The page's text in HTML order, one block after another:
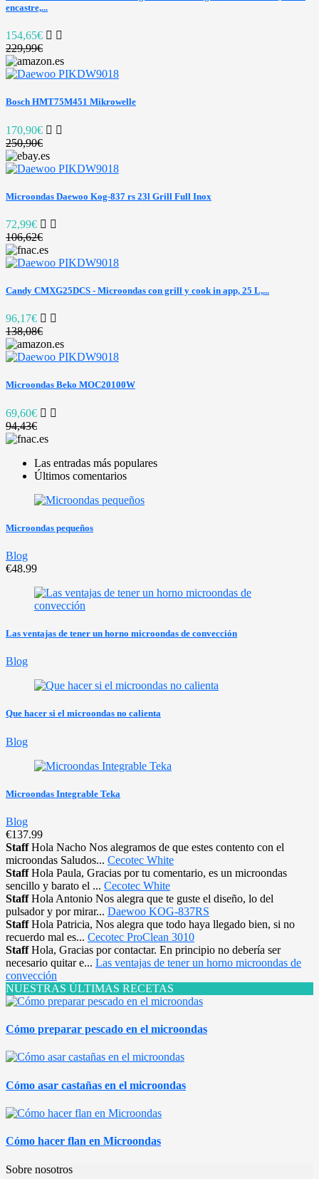
encastre,...
154,65€
229,99€
Bosch HMT75M451 Mikrowelle
170,90€
250,90€
Microondas Daewoo Kog-837 rs 23l Grill Full Inox
72,99€
106,62€
Candy CMXG25DCS - Microondas con grill y cook in app, 25 L,...
96,17€
138,08€
Microondas Beko MOC20100W
69,60€
94,43€
Las entradas más populares
Últimos comentarios
Microondas pequeños
Blog
€48.99
Las ventajas de tener un horno microondas de convección
Blog
Que hacer si el microondas no calienta
Blog
Microondas Integrable Teka
Blog
€137.99
StaffHola Nacho Nos alegramos de que estes contento con el
microondas Saludos... Cecotec White
StaffHola Paula, Gracias por tu comentario, es un microondas
sencillo y barato el ... Cecotec White
StaffHola Antonio Nos alegra que te guste el diseño, lo del
pulsador y por mirar... Daewoo KOG-837RS
StaffHola Patricia, Nos alegra que todo haya llegado bien, si no
recuerdo mal es... Cecotec ProClean 3010
StaffHola, Gracias por contactar. En principio no debería ser
necesario quitar e... Las ventajas de tener un horno microondas de
convección
NUESTRAS ÚLTIMAS RECETAS
Cómo preparar pescado en el microondas
Cómo asar castañas en el microondas
Cómo hacer flan en Microondas
Sobre nosotros